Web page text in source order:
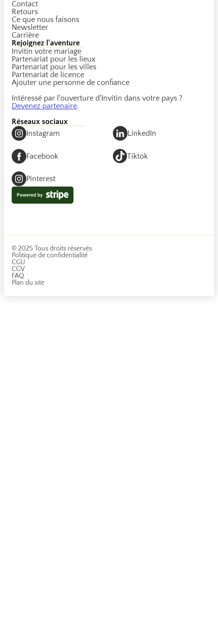
Contact
Retours
Ce que nous faisons
Newsletter
Carrière
Rejoignez l'aventure
Invitin votre mariage
Partenariat pour les lieux
Partenariat pour les villes
Partenariat de licence
Ajouter une personne de confiance
Intéressé par l'ouverture d'Invitin dans votre pays ?
Devenez partenaire.
Réseaux sociaux
Instagram
LinkedIn
Facebook Tiktok
Pinterest
© 2025 Tous droits réservés
Politique de confidentialité
CGU
CGV
FAQ
Plan du site